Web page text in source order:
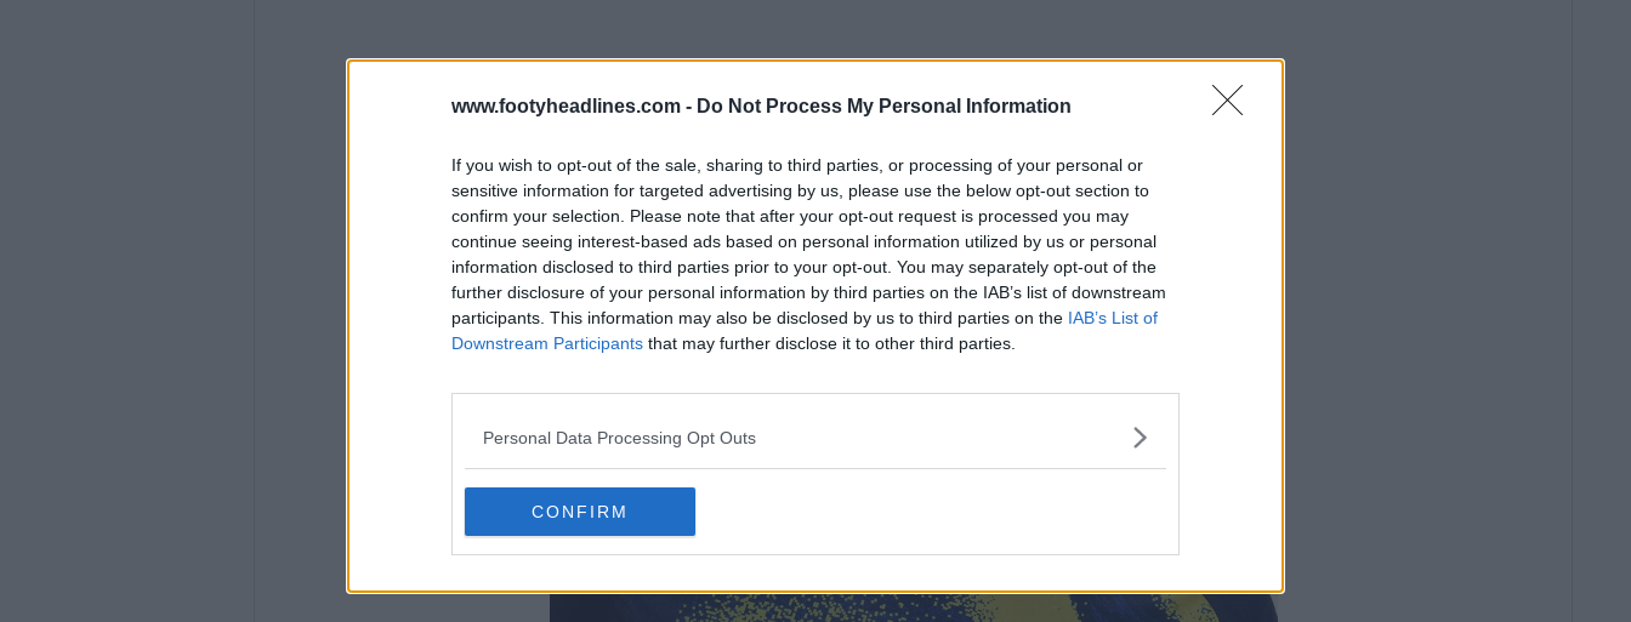
www.footyheadlines.com - Do Not Process My Personal Information
If you wish to opt-out of the sale, sharing to third parties, or processing of your personal or
sensitive information for targeted advertising by us, please use the below opt-out section to
confirm your selection. Please note that after your opt-out request is processed you may
continue seeing interest-based ads based on personal information utilized by us or personal
information disclosed to third parties prior to your opt-out. You may separately opt-out of the
further disclosure of your personal information by third parties on the IAB’s list of downstream
participants. This information may also be disclosed by us to third parties on the IAB’s List of
Downstream Participants that may further disclose it to other third parties.
Personal Data Processing Opt Outs
CONFIRM